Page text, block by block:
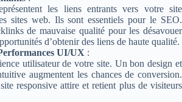
les liens entrants vers votre site
sites web. Ils sont essentiels pour le SEO.
de mauvaise qualité pour les désavouer
d’obtenir des liens de haute qualité.
UI/UX :
utilisateur de votre site. Un bon design et
augmentent les chances de conversion.
responsive attire et retient plus de visiteurs